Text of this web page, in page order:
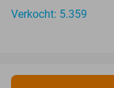
Verkocht: 5.359